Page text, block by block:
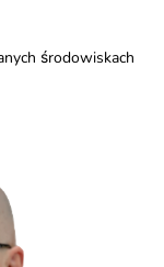
środowiskach